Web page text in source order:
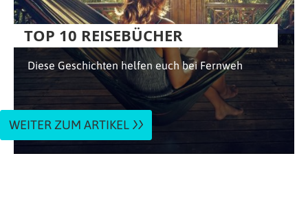
TOP 10 REISEBÜCHER
Diese Geschichten helfen euch bei Fernweh
WEITER ZUM ARTIKEL